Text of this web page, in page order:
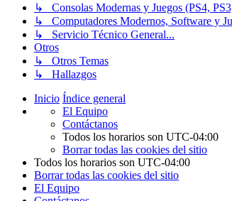
↳ Consolas Modernas y Juegos (PS4,
↳ Computadores Modernos, Software y
↳ Servicio Técnico General...
Otros
↳ Otros Temas
↳ Hallazgos
Inicio Índice general
El Equipo
Contáctanos
Todos los horarios son UTC-04:00
Borrar todas las cookies del sitio
Todos los horarios son UTC-04:00
Borrar todas las cookies del sitio
El Equipo